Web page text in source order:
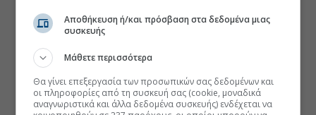
Αποθήκευση ή/και πρόσβαση στα δεδομένα μιας
συσκευής
Μάθετε περισσότερα
Θα γίνει επεξεργασία των προσωπικών σας δεδομένων και
οι πληροφορίες από τη συσκευή σας (cookie, μοναδικά
αναγνωριστικά και άλλα δεδομένα συσκευής) ενδέχεται να